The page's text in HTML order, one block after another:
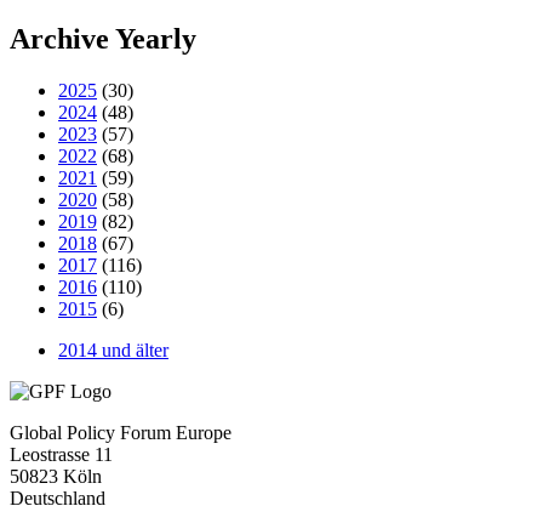
Archive Yearly
2025 (30)
2024 (48)
2023 (57)
2022 (68)
2021 (59)
2020 (58)
2019 (82)
2018 (67)
2017 (116)
2016 (110)
2015 (6)
2014 und älter
Global Policy Forum Europe
Leostrasse 11
50823 Köln
Deutschland